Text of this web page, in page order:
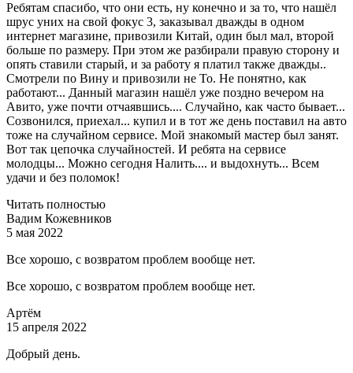
Ребятам спасибо, что они есть, ну конечно и за то, что нашёл
шрус уних на свой фокус 3, заказывал дважды в одном
интернет магазине, привозили Китай, один был мал, второй
больше по размеру. При этом же разбирали правую сторону и
опять ставили старый, и за работу я платил также дважды..
Смотрели по Вину и привозили не То. Не понятно, как
работают... Данный магазин нашёл уже поздно вечером на
Авито, уже почти отчаявшись.... Случайно, как часто бывает...
Созвонился, приехал... купил и в тот же день поставил на авто
тоже на случайном сервисе. Мой знакомый мастер был занят.
Вот так цепочка случайностей. И ребята на сервисе
молодцы... Можно сегодня Налить.... и выдохнуть... Всем
удачи и без поломок!
Читать полностью
Вадим Кожевников
5 мая 2022
Все хорошо, с возвратом проблем вообще нет.
Все хорошо, с возвратом проблем вообще нет.
Артём
15 апреля 2022
Добрый день.